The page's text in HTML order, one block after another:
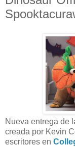
Nueva entrega de
creada por Kevin
escritores en